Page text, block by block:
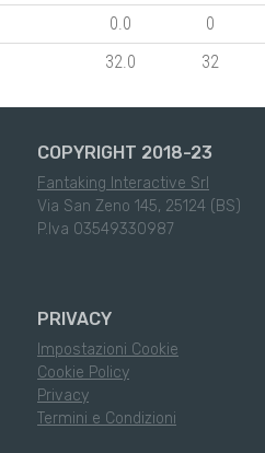
0.0
0
32.0 32
COPYRIGHT 2018-23
Fantaking Interactive Srl
Via San Zeno 145, 25124 (BS)
P.Iva 03549330987
PRIVACY
Impostazioni Cookie
Cookie Policy
Privacy
Termini e Condizioni